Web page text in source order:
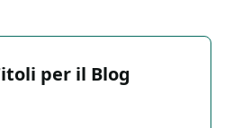
per il Blog